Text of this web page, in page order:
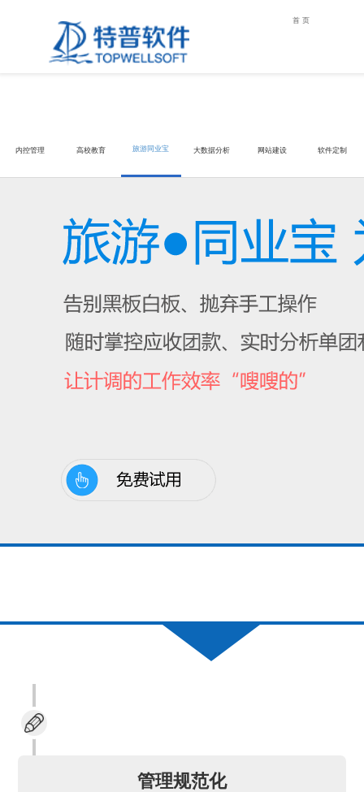
首页
内控管理 高校教育 旅游同业宝 大数据分析 网站建设 软件定制
管理规范化